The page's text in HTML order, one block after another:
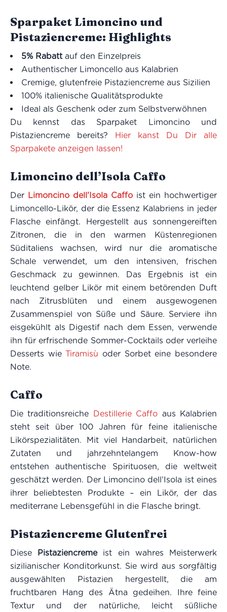
Sparpaket Limoncino und
Pistaziencreme: Highlights
5% Rabattauf den Einzelpreis
Authentischer Limoncello aus Kalabrien
Cremige, glutenfreie Pistaziencreme aus Sizilien
100% italienische Qualitätsprodukte
Ideal als Geschenk oder zum Selbstverwöhnen
Du kennst das Sparpaket Limoncino und
Pistaziencreme bereits? Hier kanst Du Dir alle
Sparpakete anzeigen lassen!
Limoncino dell’Isola Caffo
Der Limoncino dell’Isola Caffo ist ein hochwertiger
Limoncello-Likör, der die Essenz Kalabriens in jeder
Flasche einfängt. Hergestellt aus sonnengereiften
Zitronen, die in den warmen Küstenregionen
Süditaliens wachsen, wird nur die aromatische
Schale verwendet, um den intensiven, frischen
Geschmack zu gewinnen. Das Ergebnis ist ein
leuchtend gelber Likör mit einem betörenden Duft
nach Zitrusblüten und einem ausgewogenen
Zusammenspiel von Süße und Säure. Serviere ihn
eisgekühlt als Digestif nach dem Essen, verwende
ihn für erfrischende Sommer-Cocktails oder verleihe
Desserts wieTiramisù oder Sorbet eine besondere
Note.
Caffo
Die traditionsreiche Destillerie Caffo aus Kalabrien
steht seit über 100 Jahren für feine italienische
Likörspezialitäten. Mit viel Handarbeit, natürlichen
Zutaten und jahrzehntelangem Know-how
entstehen authentische Spirituosen, die weltweit
geschätzt werden. Der Limoncino dell’Isola ist eines
ihrer beliebtesten Produkte – ein Likör, der das
mediterrane Lebensgefühl in die Flasche bringt.
Pistaziencreme Glutenfrei
Diese Pistaziencremeist ein wahres Meisterwerk
sizilianischer Konditorkunst. Sie wird aus sorgfältig
ausgewählten Pistazien hergestellt, die am
fruchtbaren Hang des Ätna gedeihen. Ihre feine
Textur und der natürliche, leicht süßliche